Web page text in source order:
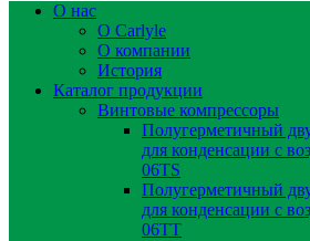
О нас
О Carlyle
О компании
История
Каталог продукции
Винтовые компрессоры
Полугерметичный
для конденсации с
06TS
Полугерметичный
для конденсации с
06TT